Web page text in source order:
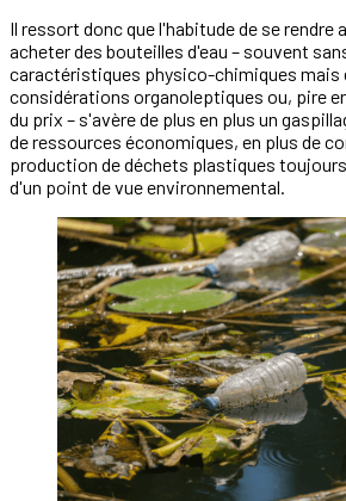
Il ressort donc que l'habitude de se rendre
acheter des bouteilles d'eau – souvent
caractéristiques physico-chimiques mais
considérations organoleptiques ou, pire
du prix – s'avère de plus en plus un
de ressources économiques, en plus de
production de déchets plastiques
d'un point de vue environnemental.